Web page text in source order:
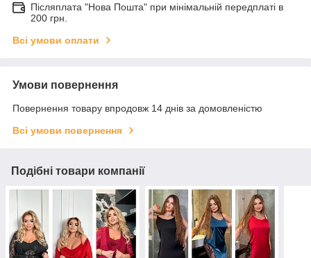
Післяплата "Нова Пошта" при мінімальній передплаті в
200 грн.
Всі умови оплати
Умови повернення
Повернення товару впродовж 14 днів за домовленістю
Всі умови повернення
Подібні товари компанії